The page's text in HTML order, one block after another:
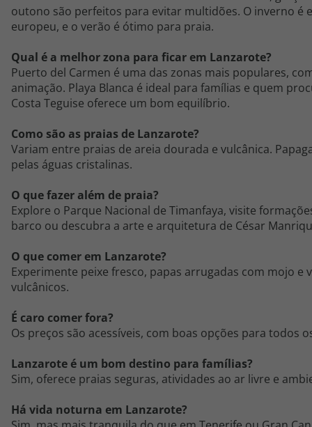
outono são perfeitos para evitar multidões. O inverno é
europeu, e o verão é ótimo para praia.
Qual é a melhor zona para ficar em Lanzarote?
Puerto del Carmen é uma das zonas mais populares,
animação. Playa Blanca é ideal para famílias e quem
Costa Teguise oferece um bom equilíbrio.
Como são as praias de Lanzarote?
Variam entre praias de areia dourada e vulcânica.
pelas águas cristalinas.
O que fazer além de praia?
Explore o Parque Nacional de Timanfaya, visite
barco ou descubra a arte e arquitetura de César
O que comer em Lanzarote?
Experimente peixe fresco, papas arrugadas com mojo e
vulcânicos.
É caro comer fora?
Os preços são acessíveis, com boas opções para todos
Lanzarote é um bom destino para famílias?
Sim, oferece praias seguras, atividades ao ar livre e
Há vida noturna em Lanzarote?